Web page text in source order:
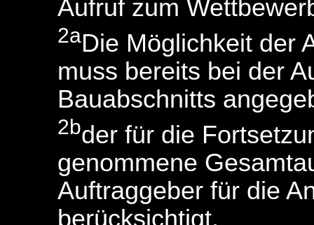
Aufruf zum
2aDie Möglichkeit der
muss bereits bei der
Bauabschnitts
2bder für die
genommene
Auftraggeber für die
berücksichtigt,